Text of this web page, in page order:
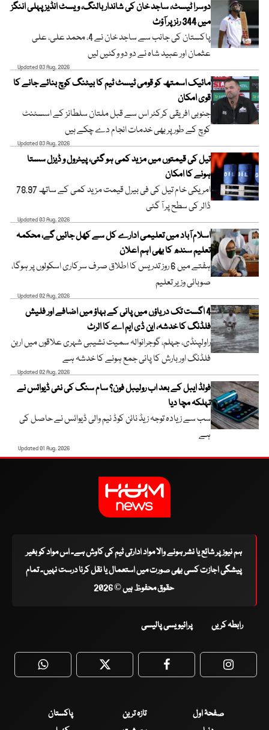
دوسرا ٹیسٹ، ساجد خان کی شاندار بالنگ، ویسٹ انڈیز پہلی اننگز
میں 344 رنز پر آؤٹ
پاکستان کی جانب سے ساجد خان نے 4، محمد علی، علی
عثمان اور عبید شاہ نے دو دو وکٹیں لیں
Updated 03 Aug, 2026
مائیک اسمتھ کو قومی ٹیسٹ ٹیم کا بیٹنگ کوچ بنائے جانے کا
قوی امکان
جنوبی افریقی کرکٹر اس سے قبل ملتان سلطانز کے اسسٹنٹ
کوچ کے طور پر بھی خدمات انجام دے چکے ہیں
Updated 03 Aug, 2026
تیل کی قیمتوں میں مزید کمی ہو گئی، پیٹرول و ڈیزل سستا
ہونے کا امکان
امریکی خام تیل کی فی بیرل قیمت مزید کمی کے ساتھ 78.97
ڈالر کی سطح پر آ گئی
Updated 03 Aug, 2026
اسلام آباد میں تعلیمی ادارے کل سے کھل جائیں گے، محکمہ
تعلیم سندھ کا بھی اہم اعلان
ہفتے میں 6 روز تدریس کا اطلاق صرف سرکاری اسکولوں پر ہوگا،
صوبائی وزیر تعلیم
Updated 02 Aug, 2026
4 اگست تک دریاؤں میں پانی کے بہاؤ میں اضافے اور فلیش
فلڈنگ کا خدشہ، این ڈی ایم اے کا الرٹ
راولپنڈی، جہلم، گوجرانوالہ سمیت نشیبی شہری علاقوں میں اربن
فلڈنگ اور بارش کا پانی جمع ہونے کا خدشہ ہے
Updated 02 Aug, 2026
فولڈ ایبل کے بعد اب رولیبل فون؟ سام سنگ کی نئی ڈیوائس نے
تہلکہ مچا دیا
سب سے زیادہ توجہ زیڈ نائن کوڈ نیم والی ڈیوائس نے حاصل کی
ہے
Updated 01 Aug, 2026
ہم نیوز پر شائع یا نشر ہونے والا مواد ادارتی ٹیم کی کاوش ہے۔ اس مواد کو بغیر
پیشگی اجازت کسی بھی صورت میں استعمال یا نقل کرنا درست نہیں۔ تمام
حقوق محفوظ ہیں © 2026
رابطہ کریں پرائیویسی پالیسی
WhatsApp Twitter Facebook
صفحۂ اول تازہ ترین
پاکستان